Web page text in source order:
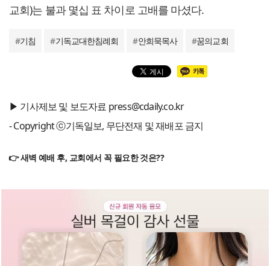
교회)는 불과 몇십 표 차이로 고배를 마셨다.
#기침 #기독교대한침례회 #안희묵목사 #꿈의교회
▶ 기사제보 및 보도자료 press@cdaily.co.kr
- Copyright ⓒ기독일보, 무단전재 및 재배포 금지
👉 새벽 예배 후, 교회에서 꼭 필요한 것은??